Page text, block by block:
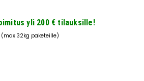
yli 200 € tilauksille!
(max 32kg paketeille)